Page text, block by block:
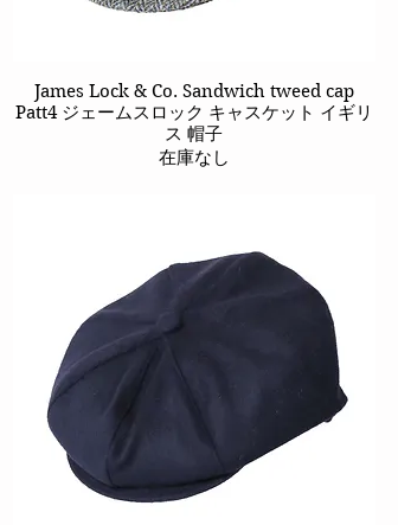
クイックビュー
James Lock & Co. Sandwich tweed cap
Patt4 ジェームスロック キャスケット イギリ
ス 帽子
在庫なし